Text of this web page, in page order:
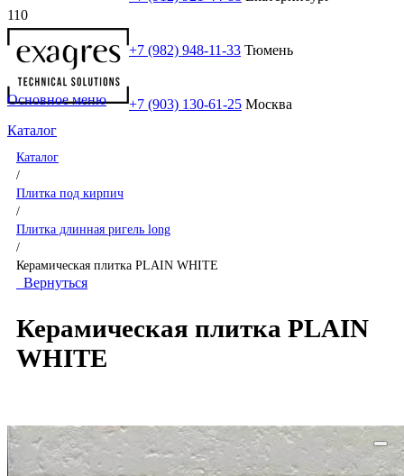
+7 (982) 948-11-33 Тюмень
+7 (903) 130-61-25 Москва
Основное меню
Каталог
Каталог
/
Плитка под кирпич
/
Плитка длинная ригель long
/
Керамическая плитка PLAIN WHITE
Вернуться
Керамическая плитка PLAIN
WHITE